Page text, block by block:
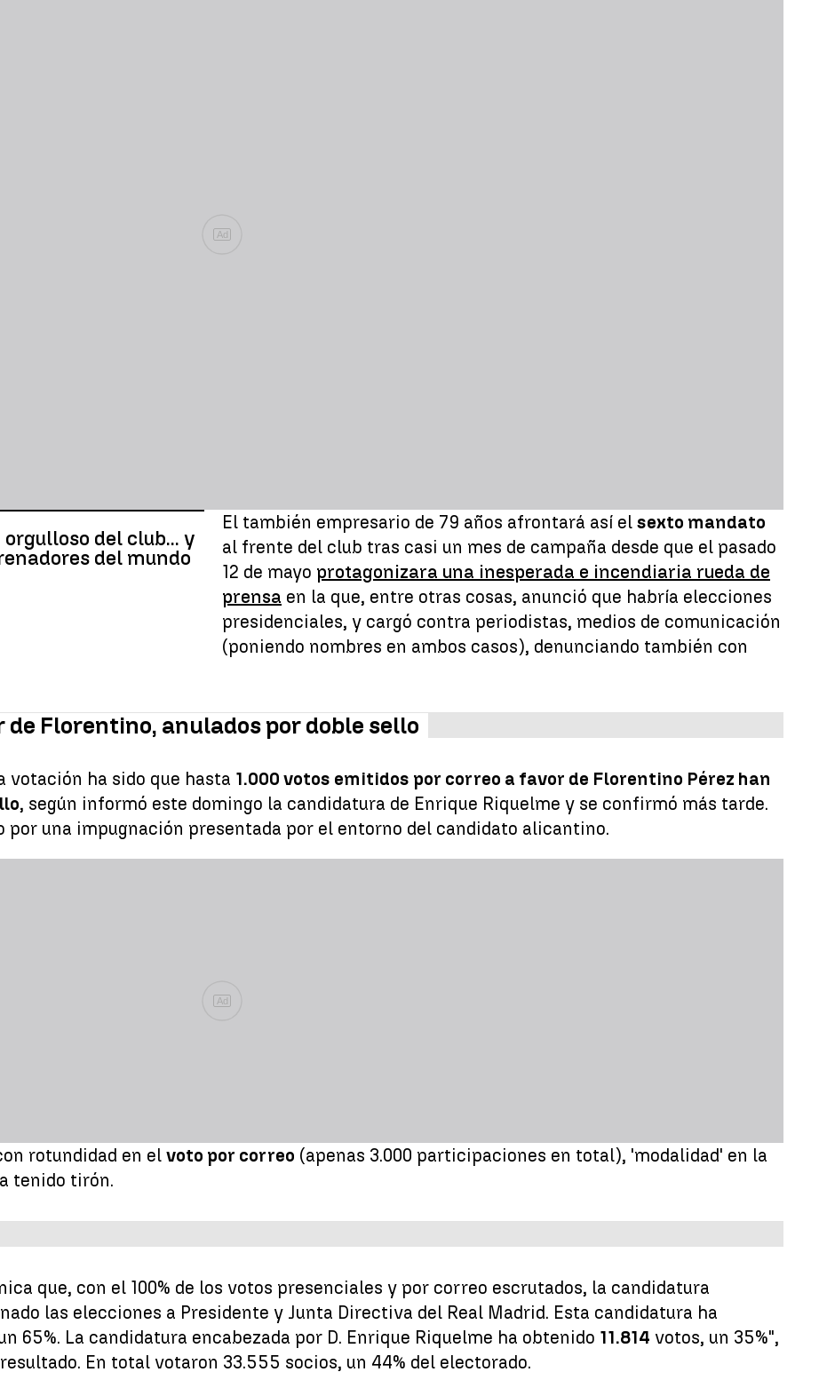
Ad
del club... y
del mundo
El también empresario de 79 años afrontará así el sexto mandato
al frente del club tras casi un mes de campaña desde que el pasado
12 de mayo protagonizara una inesperada e incendiaria rueda de
prensa en la que, entre otras cosas, anunció que habría elecciones
presidenciales, y cargó contra periodistas, medios de comunicación
(poniendo nombres en ambos casos), denunciando también con
Florentino, anulados por doble sello
votación ha sido que hasta 1.000 votos emitidos por correo a favor de Florentino Pérez han
, según informó este domingo la candidatura de Enrique Riquelme y se confirmó más tarde.
una impugnación presentada por el entorno del candidato alicantino.
Ad
rotundidad en el voto por correo (apenas 3.000 participaciones en total), 'modalidad' en la
tenido tirón.
que, con el 100% de los votos presenciales y por correo escrutados, la candidatura
las elecciones a Presidente y Junta Directiva del Real Madrid. Esta candidatura ha
65%. La candidatura encabezada por D. Enrique Riquelme ha obtenido 11.814 votos, un 35%",
En total votaron 33.555 socios, un 44% del electorado.